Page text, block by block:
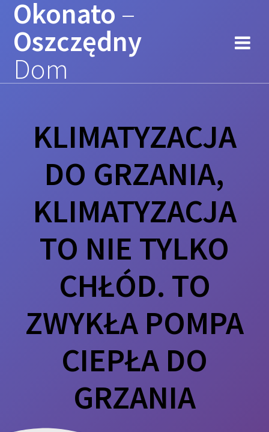
treści
Okonato –
Oszczędny
Dom
KLIMATYZACJA
DO GRZANIA,
KLIMATYZACJA
TO NIE TYLKO
CHŁÓD. TO
ZWYKŁA POMPA
CIEPŁA DO
GRZANIA